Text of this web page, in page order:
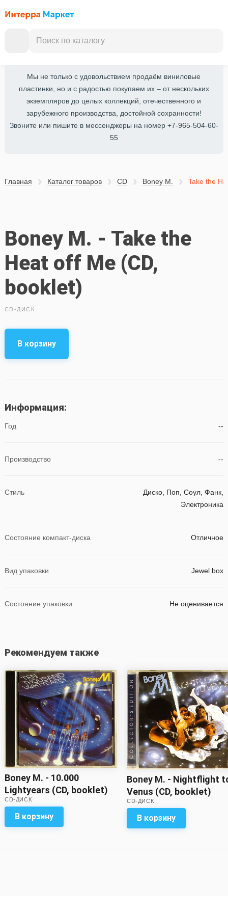
Мы не только с удовольствием продаём виниловые
пластинки, но и с радостью покупаем их – от нескольких
экземпляров до целых коллекций, отечественного и
зарубежного производства, достойной сохранности!
Звоните или пишите в мессенджеры на номер +7-965-504-60-
55
Главная Каталог товаров CD Boney M. Take the
Boney M. - Take the
Heat off Me (CD,
booklet)
CD-ДИСК
В корзину
Информация:
Год --
Производство --
Стиль
Диско, Поп, Соул, Фанк,
Электроника
Состояние компакт-диска Отличное
Вид упаковки Jewel box
Состояние упаковки Не оценивается
Рекомендуем также
Boney M. - 10.000
Lightyears (CD, booklet)
CD-ДИСК
В корзину
Boney M. - Nightflight
Venus (CD, booklet)
CD-ДИСК
В корзину